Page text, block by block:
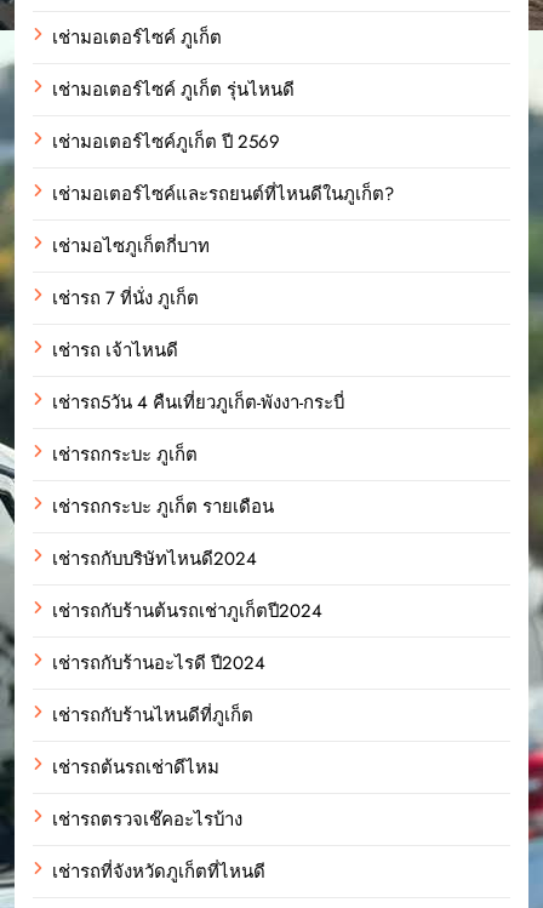
เช่ามอเตอร์ไซค์ ภูเก็ต
เช่ามอเตอร์ไซค์ ภูเก็ต รุ่นไหนดี
เช่ามอเตอร์ไซค์ภูเก็ต ปี 2569
เช่ามอเตอร์ไซค์และรถยนต์ที่ไหนดีในภูเก็ต?
เช่ามอไซภูเก็ตกี่บาท
เช่ารถ 7 ที่นั่ง ภูเก็ต
เช่ารถ เจ้าไหนดี
เช่ารถ5วัน 4 คืนเที่ยวภูเก็ต-พังงา-กระบี่
เช่ารถกระบะ ภูเก็ต
เช่ารถกระบะ ภูเก็ต รายเดือน
เช่ารถกับบริษัทไหนดี2024
เช่ารถกับร้านต้นรถเช่าภูเก็ตปี2024
เช่ารถกับร้านอะไรดี ปี2024
เช่ารถกับร้านไหนดีที่ภูเก็ต
เช่ารถต้นรถเช่าดีไหม
เช่ารถตรวจเช๊คอะไรบ้าง
เช่ารถที่จังหวัดภูเก็ตที่ไหนดี